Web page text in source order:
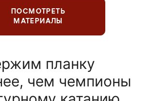
ПОСМОТРЕТЬ
МАТЕРИАЛЫ
планку
чем чемпионы